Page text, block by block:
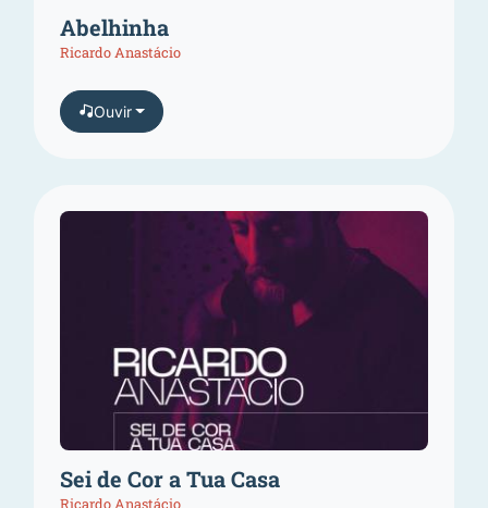
Abelhinha
Ricardo Anastácio
Ouvir
Sei de Cor a Tua Casa
Ricardo Anastácio